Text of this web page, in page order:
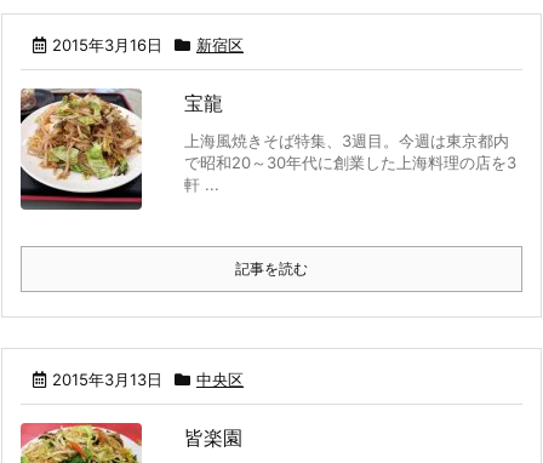
2015年3月16日 新宿区
宝龍
上海風焼きそば特集、3週目。今週は東京都内
で昭和20～30年代に創業した上海料理の店を3
軒 ...
記事を読む
2015年3月13日 中央区
皆楽園